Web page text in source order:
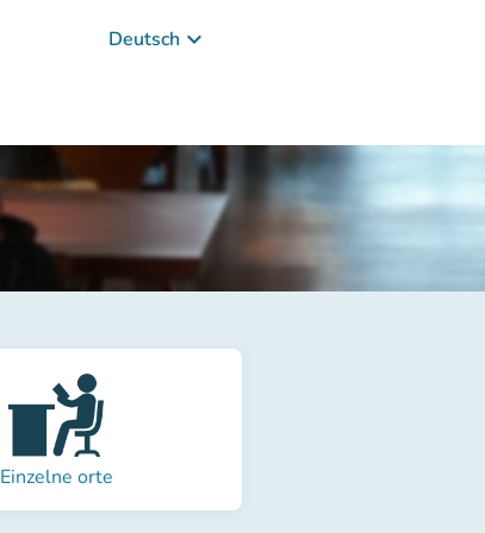
Deutsch keyboard_arrow_down
Einzelne orte